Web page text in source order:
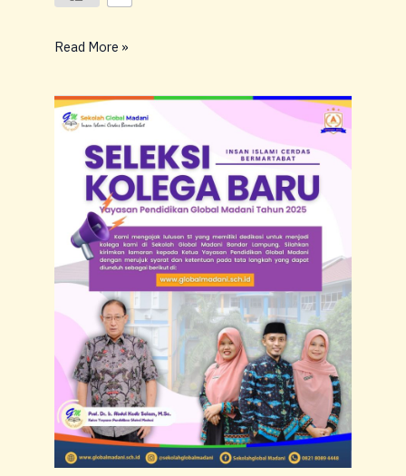
Read More »
SELEKSI
KOLEGA
BARU
YAYASAN
PENDIDIKAN
GLOBAL
MADANI
TAHUN
2025